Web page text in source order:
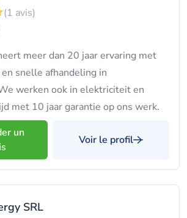
(1 avis)
meer dan 20 jaar ervaring met
snelle afhandeling in
werken ook in elektriciteit en
met 10 jaar garantie op ons werk.
un
Voir le profil
SRL